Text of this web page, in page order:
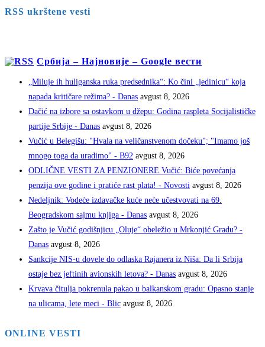
RSS ukrštene vesti
Србија – Најновије – Google вести
„Miluje ih huliganska ruka predsednika“: Ko čini „jedinicu“ koja
napada kritičare režima? - Danas avgust 8, 2026
Dačić na izbore sa ostavkom u džepu: Godina raspleta Socijalističke
partije Srbije - Danas avgust 8, 2026
Vučić u Belegišu: "Hvala na veličanstvenom dočeku"; "Imamo još
mnogo toga da uradimo" - B92 avgust 8, 2026
ODLIČNE VESTI ZA PENZIONERE Vučić: Biće povećanja
penzija ove godine i pratiće rast plata! - Novosti avgust 8, 2026
Nedeljnik: Vodeće izdavačke kuće neće učestvovati na 69.
Beogradskom sajmu knjiga - Danas avgust 8, 2026
Zašto je Vučić godišnjicu „Oluje“ obeležio u Mrkonjić Gradu? -
Danas avgust 8, 2026
Sankcije NIS-u dovele do odlaska Rajanera iz Niša: Da li Srbija
ostaje bez jeftinih avionskih letova? - Danas avgust 8, 2026
Krvava čitulja pokrenula pakao u balkanskom gradu: Opasno stanje
na ulicama, lete meci - Blic avgust 8, 2026
ONLINE VESTI